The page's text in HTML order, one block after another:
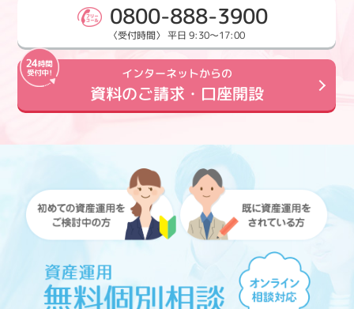
0800-888-3900
〈受付時間〉 平日 9:30～17:00
インターネットからの
資料のご請求・口座開設